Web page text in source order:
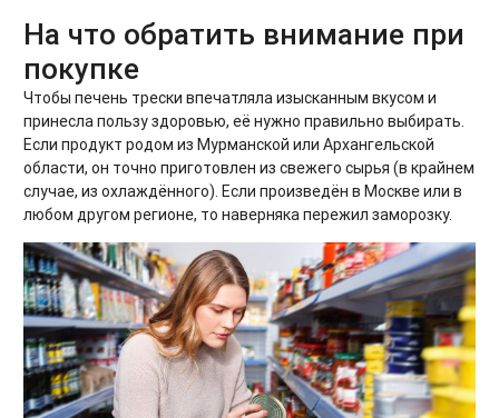
На что обратить внимание при
покупке
Чтобы печень трески впечатляла изысканным вкусом и
принесла пользу здоровью, её нужно правильно выбирать.
Если продукт родом из Мурманской или Архангельской
области, он точно приготовлен из свежего сырья (в крайнем
случае, из охлаждённого). Если произведён в Москве или в
любом другом регионе, то наверняка пережил заморозку.